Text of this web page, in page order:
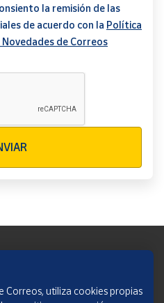
la remisión de las
de acuerdo con la Política
de Correos
Correos, utiliza cookies propias